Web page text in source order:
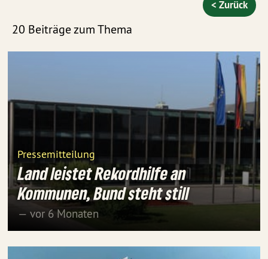
20 Beiträge zum Thema
< Zurück
Pressemitteilung
Land leistet Rekordhilfe an
Kommunen, Bund steht still
— vor 6 Monaten